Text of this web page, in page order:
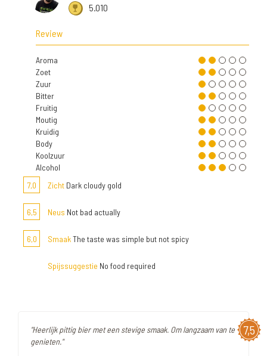
5.010
Review
Aroma
Zoet
Zuur
Bitter
Fruitig
Moutig
Kruidig
Body
Koolzuur
Alcohol
7,0
Zicht Dark cloudy gold
6,5 Neus Not bad actually
6,0 SmaakThe taste was simple but not spicy
Spijssuggestie No food required
7,5
"Heerlijk pittig bier met een stevige smaak. Om langzaam van te
genieten."